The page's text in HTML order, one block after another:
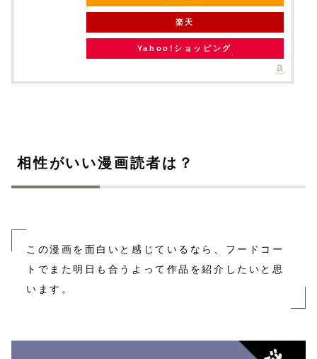
楽天
Yahoo!ショッピング
相性がいい漫画読者は？
この漫画を面白いと感じているなら、フードコー
トでまた明日も合うよって作品を紹介したいと思
います。